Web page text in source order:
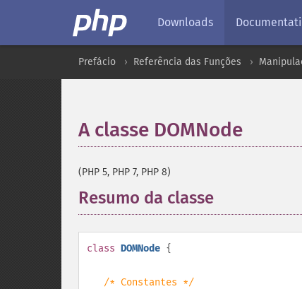
Downloads
Prefácio Referência das Funções
A classe DOMNode
(PHP 5, PHP 7, PHP 8)
Resumo da classe
class DOMNode {
/* Constantes */